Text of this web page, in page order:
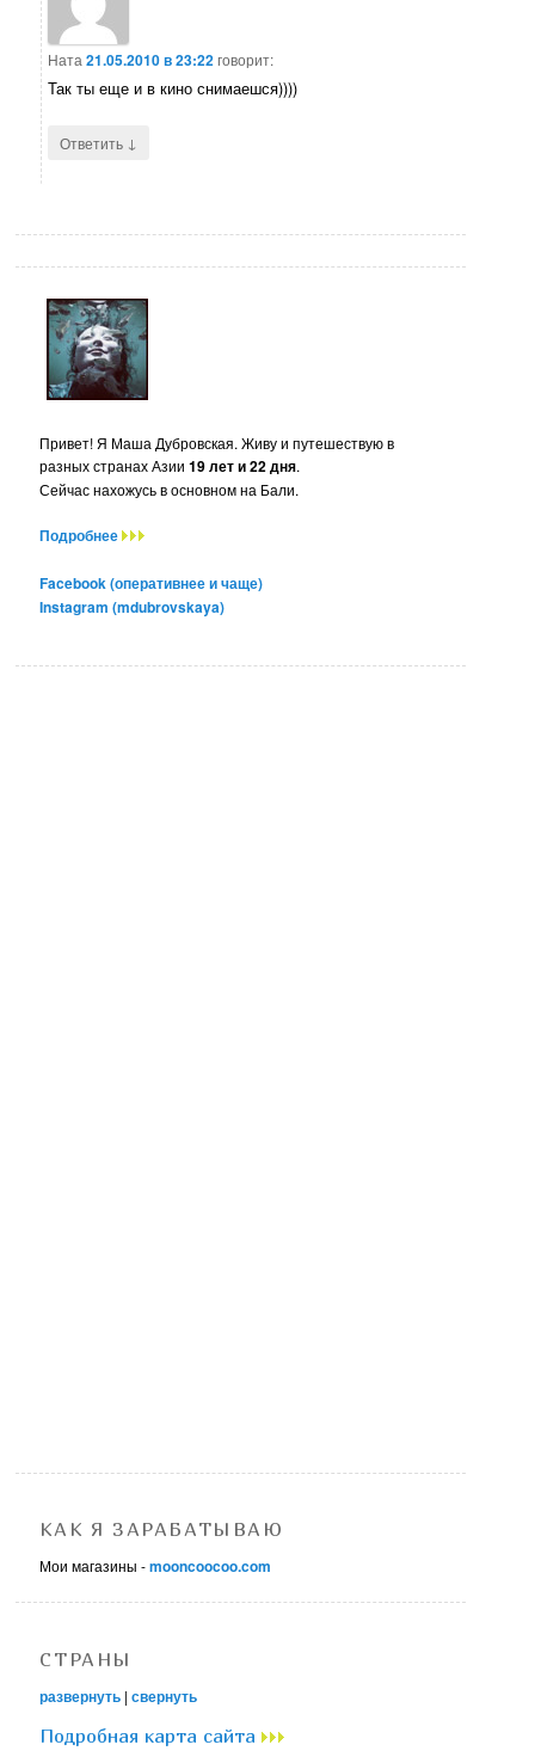
Ната 21.05.2010 в 23:22говорит:
Так ты еще и в кино снимаешся))))
Ответить ↓
Привет! Я Маша Дубровская. Живу и путешествую в
разных странах Азии19 лет и 22 дня.
Сейчас нахожусь в основном на Бали.
Подробнее
Facebook (оперативнее и чаще)
Instagram (mdubrovskaya)
КАК Я ЗАРАБАТЫВАЮ
Мои магазины -mooncoocoo.com
СТРАНЫ
развернуть |свернуть
Подробная карта сайта